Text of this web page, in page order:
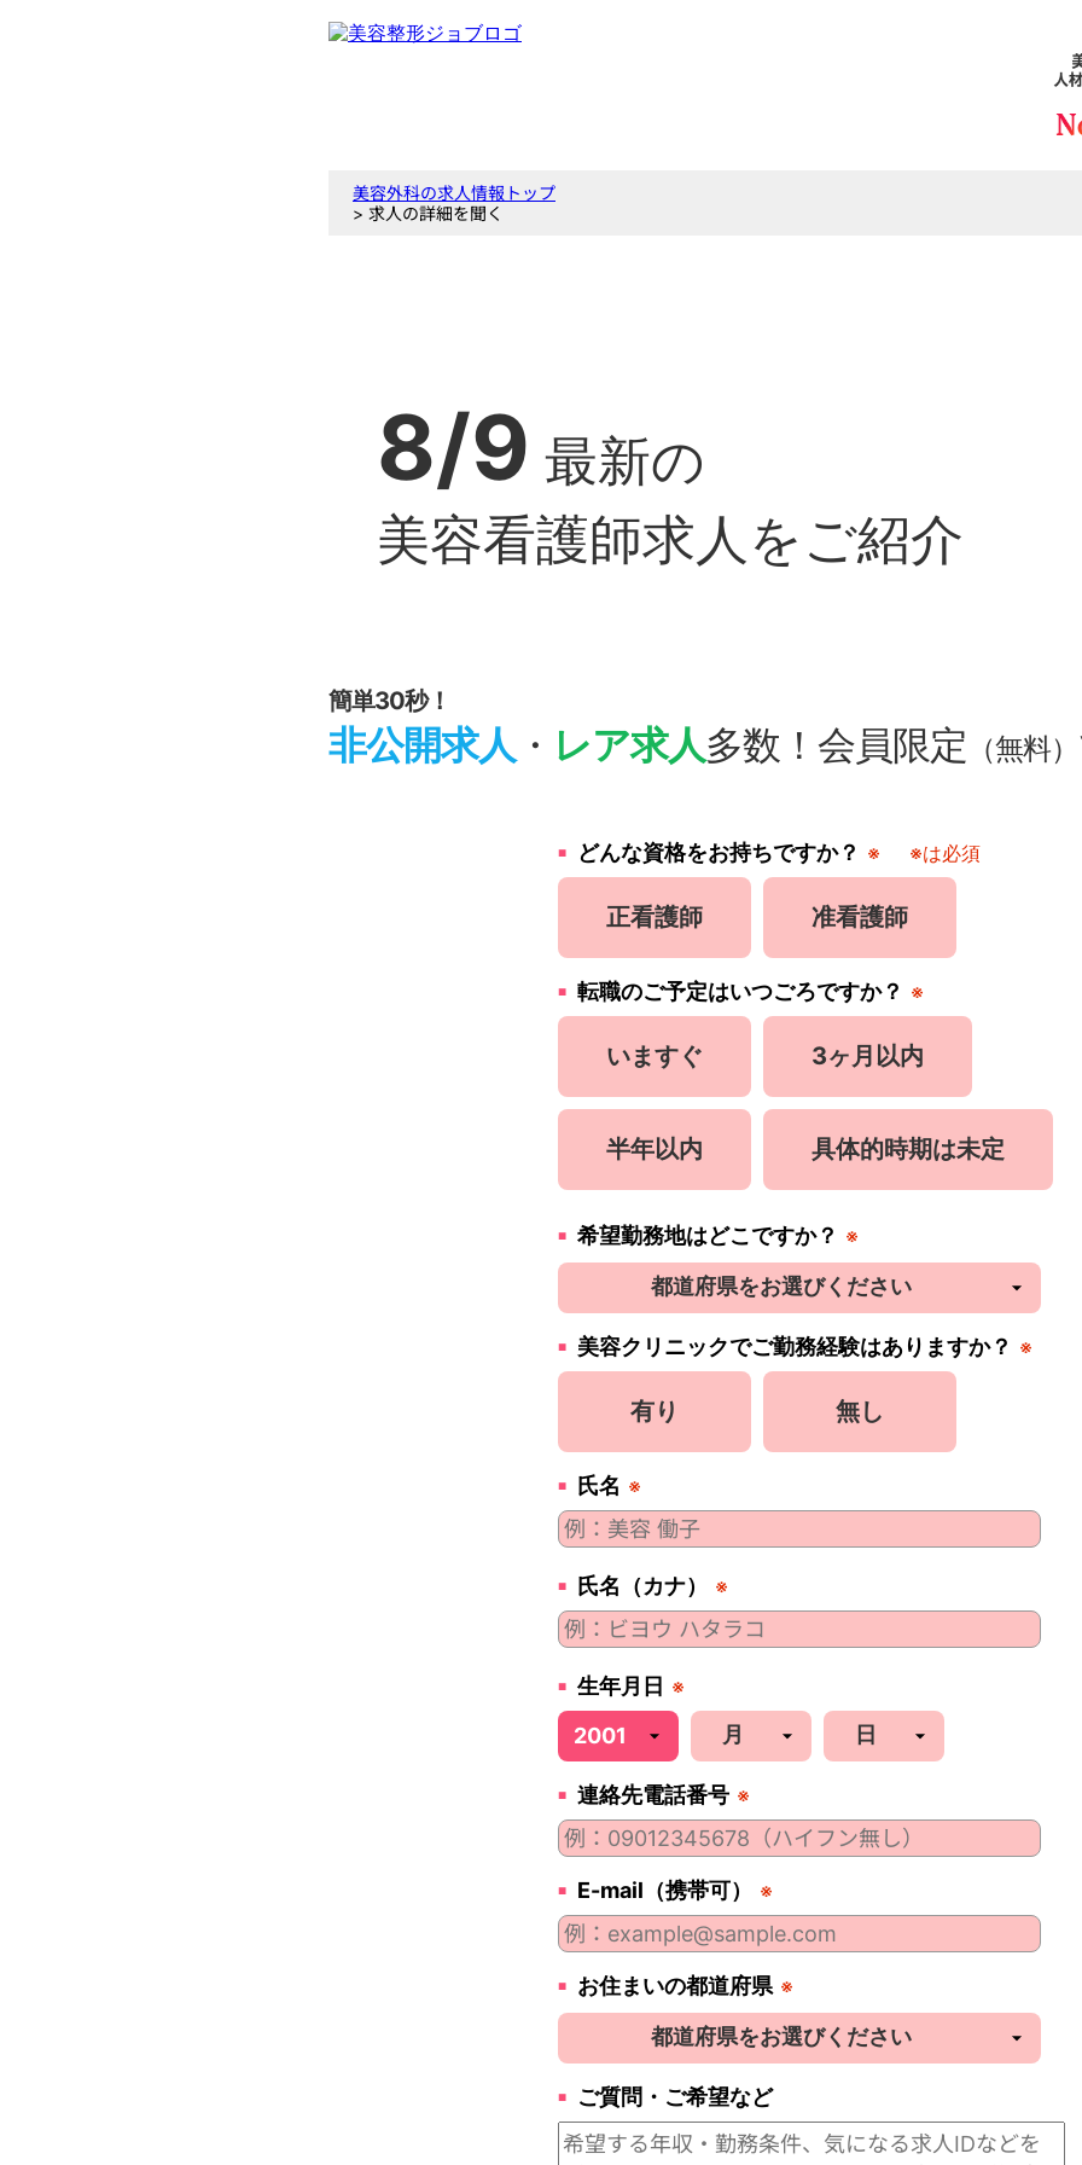
美容外科の求人情報トップ
> 求人の詳細を聞く
8/9 最新の
美容看護師求人をご紹介
簡単30秒！
非公開求人 ・ レア求人多数！会員限定 （無料）
どんな資格をお持ちですか？ ※ ※は必須
正看護師 准看護師
転職のご予定はいつごろですか？ ※
いますぐ 3ヶ月以内
半年以内 具体的時期は未定
希望勤務地はどこですか？ ※
美容クリニックでご勤務経験はありますか？ ※
有り 無し
氏名 ※
氏名（カナ） ※
生年月日 ※
連絡先電話番号 ※
E-mail（携帯可） ※
お住まいの都道府県 ※
ご質問・ご希望など